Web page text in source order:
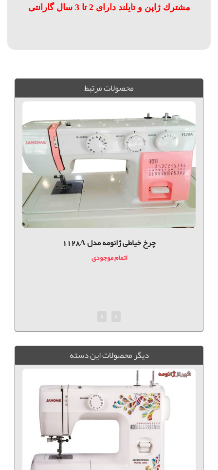
مشترك ژاپن و تايلند دارای 2 تا 3 سال گارانتی
محصولات مرتبط
چرخ خیاطی ژانومه مدل 1128A
اتمام موجودی
ديگر محصولات اين دسته